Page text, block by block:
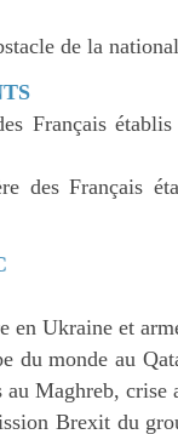
de la
Français
des Français
en Ukraine et
du monde au
Maghreb,
Brexit du